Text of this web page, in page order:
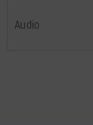
Audio